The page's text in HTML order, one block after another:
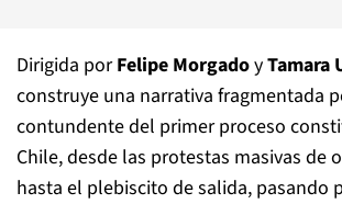
Dirigida porFelipe MorgadoyTamara
construye una narrativa fragmentada
contundente del primer proceso
Chile, desde las protestas masivas de
hasta el plebiscito de salida, pasando